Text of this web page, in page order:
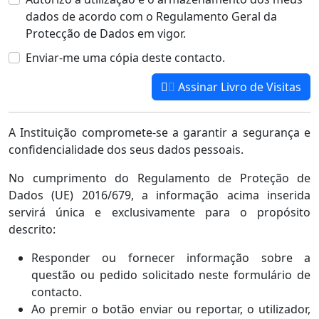
dados de acordo com o Regulamento Geral da
Protecção de Dados em vigor.
Enviar-me uma cópia deste contacto.
Assinar Livro de Visitas
A Instituição compromete-se a garantir a segurança e
confidencialidade dos seus dados pessoais.
No cumprimento do Regulamento de Proteção de
Dados (UE) 2016/679, a informação acima inserida
servirá única e exclusivamente para o propósito
descrito:
Responder ou fornecer informação sobre a
questão ou pedido solicitado neste formulário de
contacto.
Ao premir o botão enviar ou reportar, o utilizador,